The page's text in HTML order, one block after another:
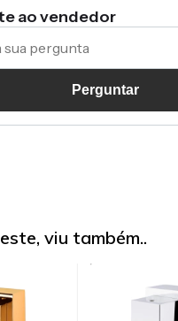
ao vendedor
Perguntar
viu também..